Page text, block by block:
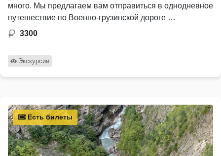
много. Мы предлагаем вам отправиться в однодневное
путешествие по Военно-грузинской дороге …
3300
Экскурсии
Есть билеты